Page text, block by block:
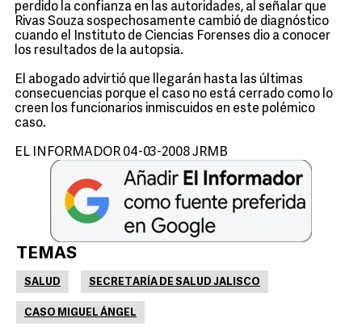
perdido la confianza en las autoridades, al señalar que
Rivas Souza sospechosamente cambió de diagnóstico
cuando el Instituto de Ciencias Forenses dio a conocer
los resultados de la autopsia.
El abogado advirtió que llegarán hasta las últimas
consecuencias porque el caso no está cerrado como lo
creen los funcionarios inmiscuidos en este polémico
caso.
EL INFORMADOR 04-03-2008 JRMB
TEMAS
SALUD SECRETARÍA DE SALUD JALISCO
CASO MIGUEL ÁNGEL